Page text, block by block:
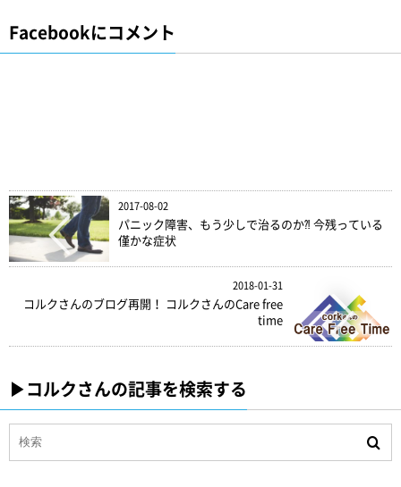
Facebookにコメント
2017-08-02
パニック障害、もう少しで治るのか⁈ 今残っている
僅かな症状
2018-01-31
コルクさんのブログ再開！ コルクさんのCare free
time
▶︎コルクさんの記事を検索する